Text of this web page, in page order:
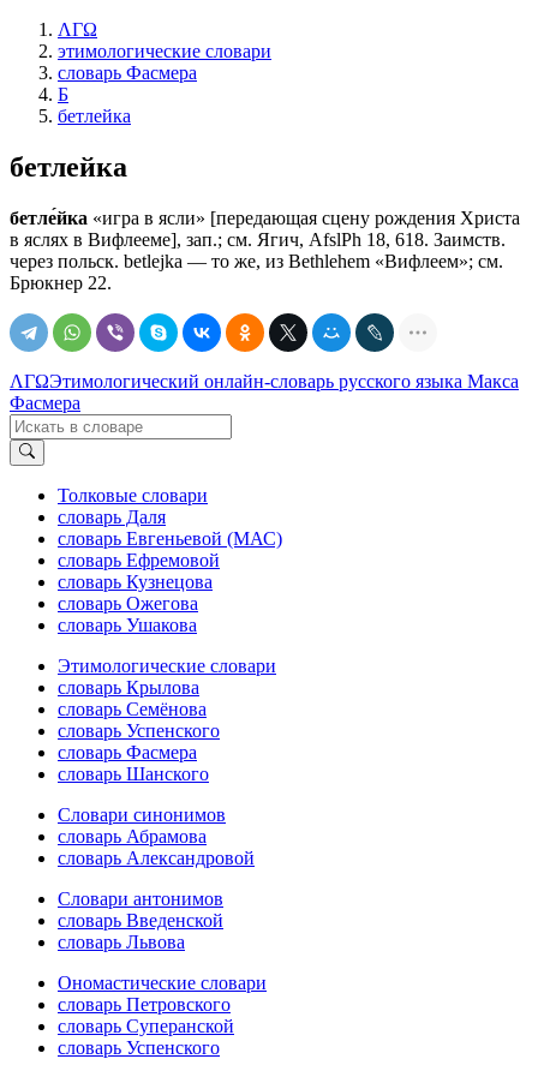
ΛΓΩ
этимологические словари
словарь Фасмера
Б
бетлейка
бетлейка
бетле́йка «игра в ясли» [передающая сцену рождения Христа
в яслях в Вифлееме], зап.; см. Ягич, AfslPh 18, 618. Заимств.
через польск. betlejka — то же, из Bethlehem «Вифлеем»; см.
Брюкнер 22.
ΛΓΩЭтимологический онлайн-словарь русского языка Макса
Фасмера
Толковые словари
словарь Даля
словарь Евгеньевой (МАС)
словарь Ефремовой
словарь Кузнецова
словарь Ожегова
словарь Ушакова
Этимологические словари
словарь Крылова
словарь Семёнова
словарь Успенского
словарь Фасмера
словарь Шанского
Словари синонимов
словарь Абрамова
словарь Александровой
Словари антонимов
словарь Введенской
словарь Львова
Ономастические словари
словарь Петровского
словарь Суперанской
словарь Успенского